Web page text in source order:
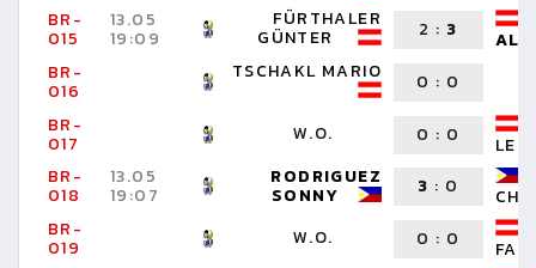
BR-
015
13.05
19:09
FÜRTHALER
GÜNTER 2 : 3
BR-
016
TSCHAKL MARIO 0 : 0
BR-
017 W.O. 0 : 0
BR-
018
13.05
19:07
RODRIGUEZ
SONNY 3 : 0
BR-
019 W.O. 0 : 0